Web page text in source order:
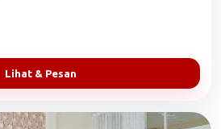
Lihat & Pesan